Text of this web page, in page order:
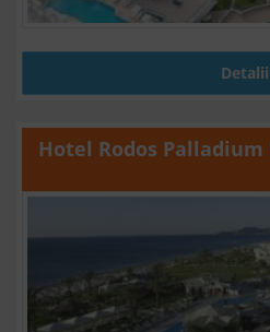
Detalii
Hotel Rodos